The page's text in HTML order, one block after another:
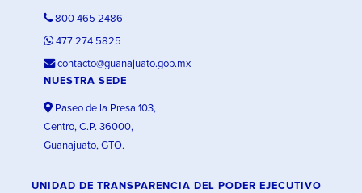
800 465 2486
477 274 5825
contacto@guanajuato.gob.mx
NUESTRA SEDE
Paseo de la Presa 103,
Centro, C.P. 36000,
Guanajuato, GTO.
UNIDAD DE TRANSPARENCIA DEL PODER EJECUTIVO